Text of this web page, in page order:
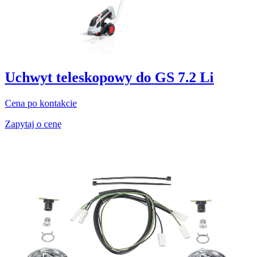
Uchwyt teleskopowy do GS 7.2 Li
Cena po kontakcie
Zapytaj o cenę